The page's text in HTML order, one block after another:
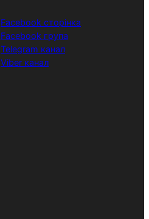
Facebook сторінка
Facebook група
Telegram канал
Viber канал